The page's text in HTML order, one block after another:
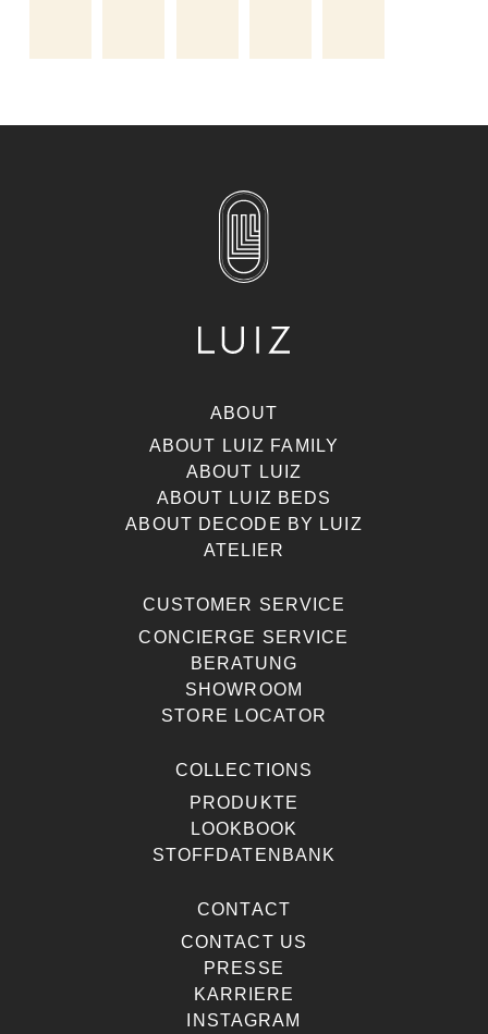
ABOUT
ABOUT LUIZ FAMILY
ABOUT LUIZ
ABOUT LUIZ BEDS
ABOUT DECODE BY LUIZ
ATELIER
CUSTOMER SERVICE
CONCIERGE SERVICE
BERATUNG
SHOWROOM
STORE LOCATOR
COLLECTIONS
PRODUKTE
LOOKBOOK
STOFFDATENBANK
CONTACT
CONTACT US
PRESSE
KARRIERE
INSTAGRAM